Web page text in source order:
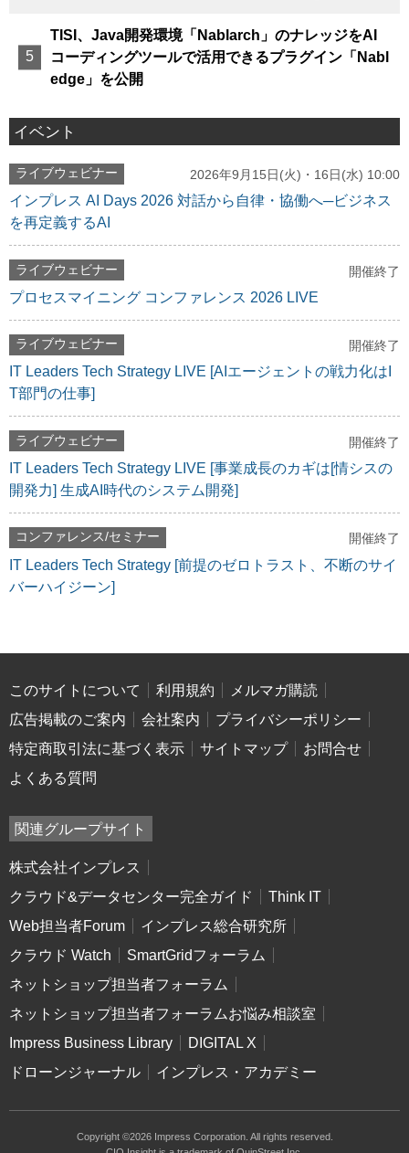
TISI、Java開発環境「Nablarch」のナレッジをAI
コーディングツールで活用できるプラグイン「Nabl
edge」を公開
イベント
ライブウェビナー 2026年9月15日(火)・16日(水) 10:00
インプレス AI Days 2026 対話から自律・協働へ─ビジネス
を再定義するAI
ライブウェビナー 開催終了
プロセスマイニング コンファレンス 2026 LIVE
ライブウェビナー 開催終了
IT Leaders Tech Strategy LIVE [AIエージェントの戦力化はI
T部門の仕事]
ライブウェビナー 開催終了
IT Leaders Tech Strategy LIVE [事業成長のカギは[情シスの
開発力] 生成AI時代のシステム開発]
コンファレンス/セミナー 開催終了
IT Leaders Tech Strategy [前提のゼロトラスト、不断のサイ
バーハイジーン]
このサイトについて 利用規約
メルマガ購読
広告掲載のご案内
会社案内
プライバシーポリシー
特定商取引法に基づく表示
サイトマップ
お問合せ
よくある質問
関連グループサイト
株式会社インプレス
クラウド&データセンター完全ガイド
Think IT
Web担当者Forum
インプレス総合研究所
クラウド Watch
SmartGridフォーラム
ネットショップ担当者フォーラム
ネットショップ担当者フォーラムお悩み相談室
Impress Business Library
DIGITAL X
ドローンジャーナル
インプレス・アカデミー
Copyright ©2026 Impress Corporation. All rights reserved.